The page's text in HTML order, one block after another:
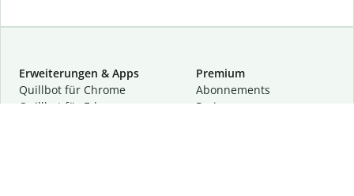
Erweiterungen & Apps
Quillbot für Chrome
Quillbot für Edge
Premium
Abon­ne­ments
Preise